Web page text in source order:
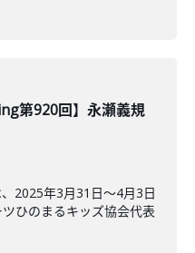
第920回】永瀬義規
2025年3月31日～4月3日
ひのまるキッズ協会代表